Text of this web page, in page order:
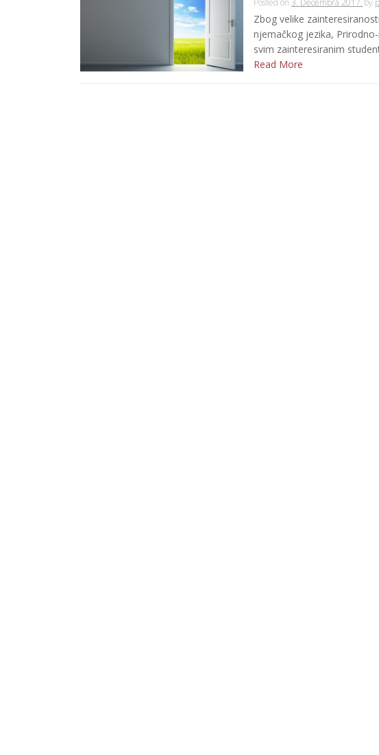
Posted on 3. Decembra 2017. by
Zbog velike
njemačkog jezika,
svim zainteresiranim
Read More